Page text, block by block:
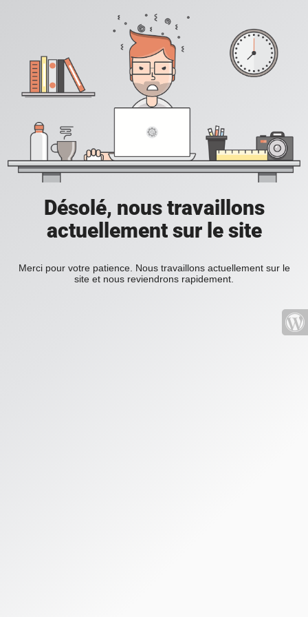
Désolé, nous travaillons
actuellement sur le site
Merci pour votre patience. Nous travaillons actuellement sur le
site et nous reviendrons rapidement.